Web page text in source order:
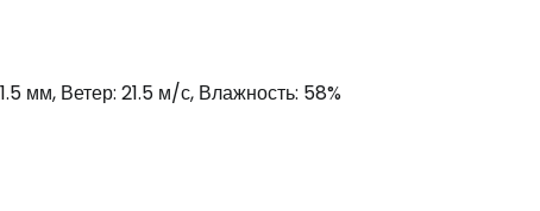
мм, Ветер: 21.5 м/с, Влажность: 58%